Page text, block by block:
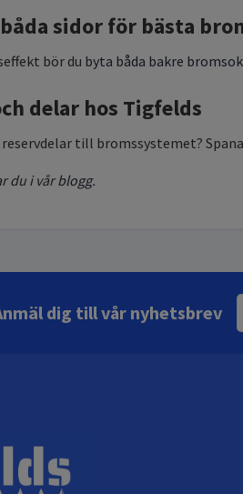
sidor för bästa
bör du byta båda bakre
delar hos Tigfelds
till bromssystemet?
du i vårblogg.
dig till vår nyhetsbrev